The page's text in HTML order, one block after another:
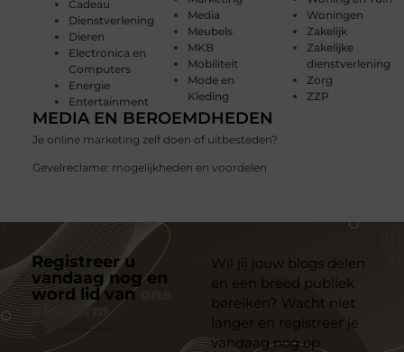
Cadeau
Dienstverlening
Dieren
Electronica en
Computers
Energie
Entertainment
Media
Meubels
MKB
Mobiliteit
Mode en
Kleding
Woningen
Zakelijk
Zakelijke
dienstverlening
Zorg
ZZP
MEDIA EN BEROEMDHEDEN
Je online marketing zelf doen of uitbesteden?
Gevelreclame: mogelijkheden en voordelen
Registreer u
vandaag nog en
word lid van
platform
Wil jij jouw blogs delen
en een breed publiek
bereiken? Wacht niet
langer en registreer je
vandaag nog op